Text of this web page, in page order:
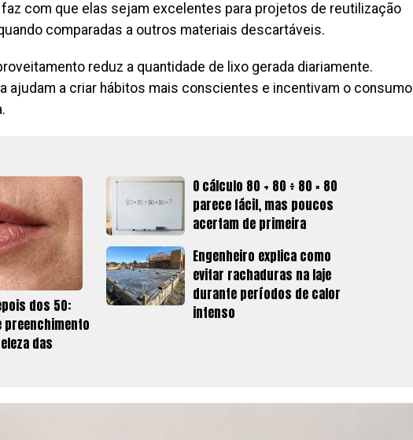
com que elas sejam excelentes para projetos de reutilização
comparadas a outros materiais descartáveis.
reduz a quantidade de lixo gerada diariamente.
ajudam a criar hábitos mais conscientes e incentivam o consumo
dos 50:
das
O cálculo 80 + 80 ÷ 80 × 80
parece fácil, mas poucos
acertam de primeira
Engenheiro explica como
evitar rachaduras na laje
durante períodos de calor
intenso